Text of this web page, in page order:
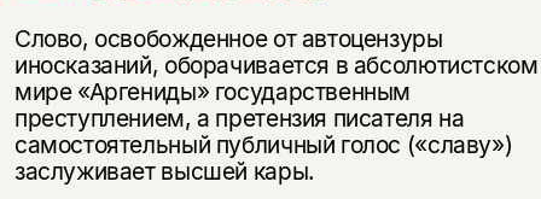
Слово, освобожденное от автоцензуры
иносказаний, оборачивается в абсолютистском
мире «Аргениды» государственным
преступлением, а претензия писателя на
самостоятельный публичный голос («славу»)
заслуживает высшей кары.